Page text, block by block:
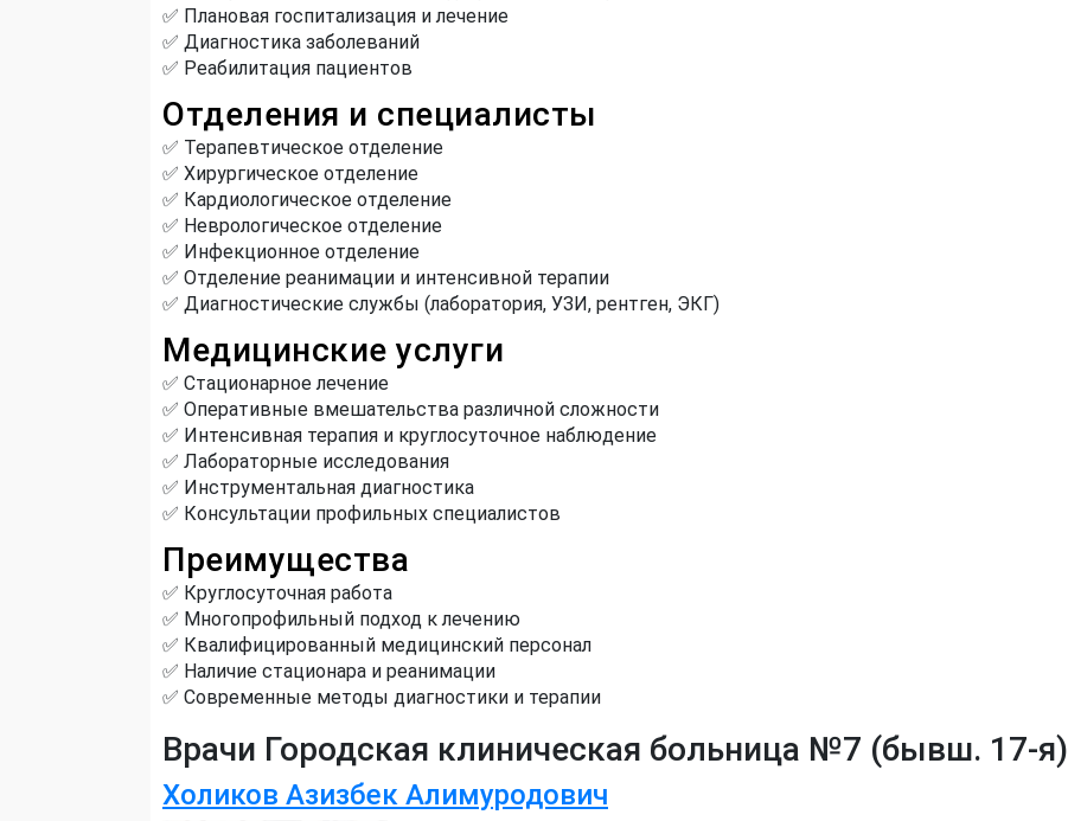
✅ Плановая госпитализация и лечение
✅ Диагностика заболеваний
✅ Реабилитация пациентов
Отделения и специалисты
✅ Терапевтическое отделение
✅ Хирургическое отделение
✅ Кардиологическое отделение
✅ Неврологическое отделение
✅ Инфекционное отделение
✅ Отделение реанимации и интенсивной терапии
✅ Диагностические службы (лаборатория, УЗИ, рентген, ЭКГ)
Медицинские услуги
✅ Стационарное лечение
✅ Оперативные вмешательства различной сложности
✅ Интенсивная терапия и круглосуточное наблюдение
✅ Лабораторные исследования
✅ Инструментальная диагностика
✅ Консультации профильных специалистов
Преимущества
✅ Круглосуточная работа
✅ Многопрофильный подход к лечению
✅ Квалифицированный медицинский персонал
✅ Наличие стационара и реанимации
✅ Современные методы диагностики и терапии
Врачи Городская клиническая больница №7 (бывш. 17-я)
Холиков Азизбек Алимуродович